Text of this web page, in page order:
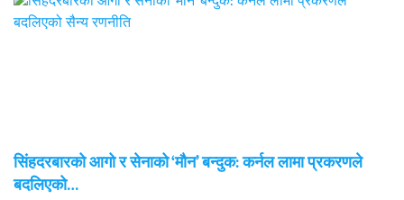
सिंहदरबारको आगो र सेनाको ‘मौन’ बन्दुक: कर्नल लामा प्रकरणले
बदलिएको…